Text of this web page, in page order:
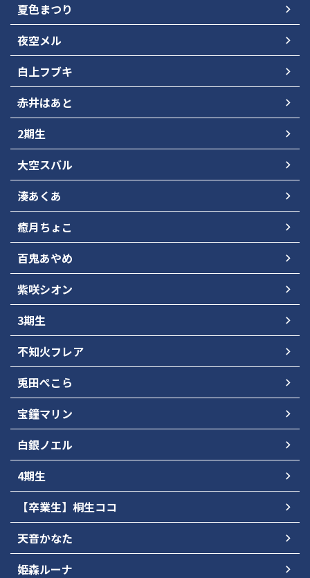
夏色まつり
夜空メル
白上フブキ
赤井はあと
2期生
大空スバル
湊あくあ
癒月ちょこ
百鬼あやめ
紫咲シオン
3期生
不知火フレア
兎田ぺこら
宝鐘マリン
白銀ノエル
4期生
【卒業生】桐生ココ
天音かなた
姫森ルーナ